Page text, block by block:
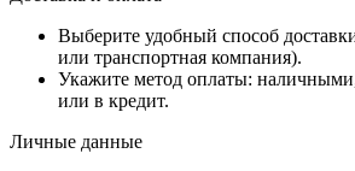
Выберите удобный способ
или транспортная компания).
Укажите метод оплаты:
или в кредит.
Личные данные